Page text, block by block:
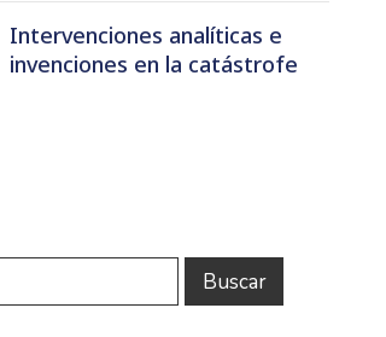
Intervenciones analíticas e
invenciones en la catástrofe